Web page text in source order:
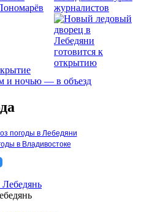
журналистов
и ночью — в объезд
погоды в Лебедяни
в Владивостоке